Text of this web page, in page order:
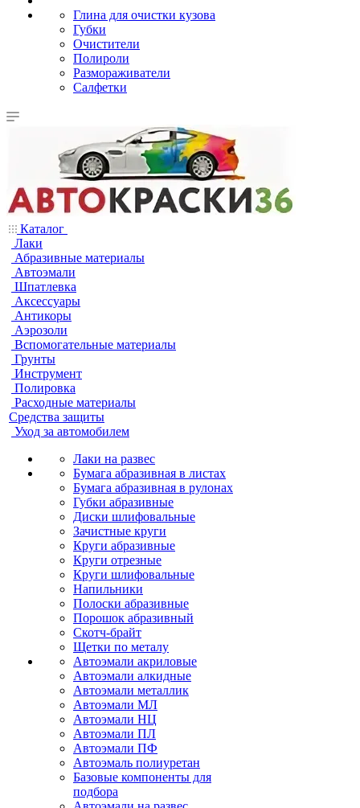
Глина для очистки кузова
Губки
Очистители
Полироли
Размораживатели
Салфетки
Каталог
Лаки
Абразивные материалы
Автоэмали
Шпатлевка
Аксессуары
Антикоры
Аэрозоли
Вспомогательные материалы
Грунты
Инструмент
Полировка
Расходные материалы
Средства защиты
Уход за автомобилем
Лаки на развес
Бумага абразивная в листах
Бумага абразивная в рулонах
Губки абразивные
Диски шлифовальные
Зачистные круги
Круги абразивные
Круги отрезные
Круги шлифовальные
Напильники
Полоски абразивные
Порошок абразивный
Скотч-брайт
Щетки по металу
Автоэмали акриловые
Автоэмали алкидные
Автоэмали металлик
Автоэмали МЛ
Автоэмали НЦ
Автоэмали ПЛ
Автоэмали ПФ
Автоэмаль полиуретан
Базовые компоненты для
подбора